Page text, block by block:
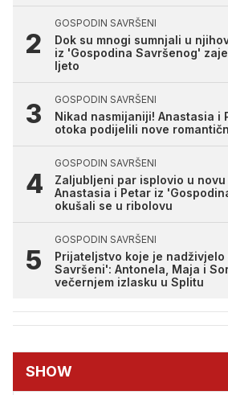
GOSPODIN SAVRŠENI
Dok su mnogi sumnjali u
iz 'Gospodina Savršenog'
ljeto
GOSPODIN SAVRŠENI
Nikad nasmijaniji! Anastasia i
otoka podijelili nove
GOSPODIN SAVRŠENI
Zaljubljeni par isplovio u
Anastasia i Petar iz
okušali se u ribolovu
GOSPODIN SAVRŠENI
Prijateljstvo koje je nadživjelo
Savršeni': Antonela, Maja i
večernjem izlasku u Splitu
SHOW